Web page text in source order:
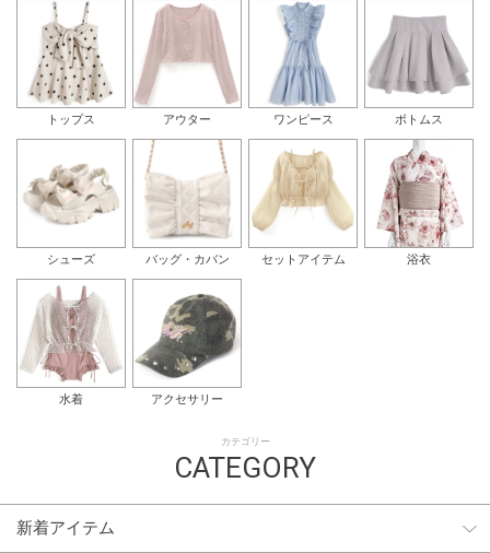
トップス アウター ワンピース ボトムス
シューズ バッグ・カバン セットアイテム 浴衣
水着 アクセサリー
カテゴリー
CATEGORY
新着アイテム